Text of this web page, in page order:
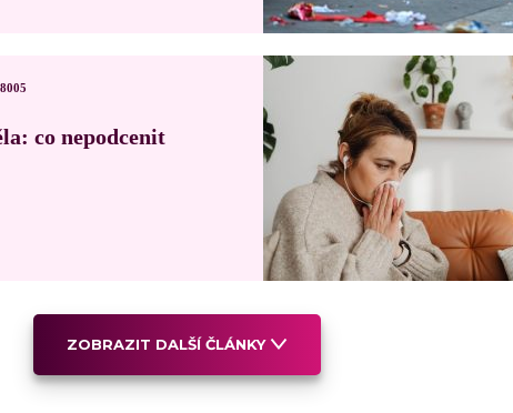
co nepodcenit
ZOBRAZIT DALŠÍ ČLÁNKY